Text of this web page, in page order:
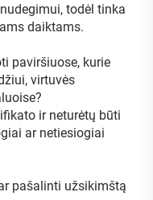
todėl tinka
daiktams.
paviršiuose, kurie
virtuvės
ir neturėtų būti
ar netiesiogiai
pašalinti užsikimštą